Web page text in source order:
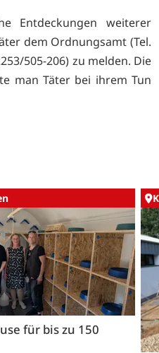
Entdeckungen weiterer
dem Ordnungsamt (Tel.
505-206) zu melden. Die
man Täter bei ihrem Tun
für bis zu 150